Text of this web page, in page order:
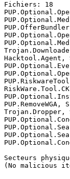
Fichiers: 18
Hacktool.Agent,
Trojan.Dropper,
Secteurs
(No malicious